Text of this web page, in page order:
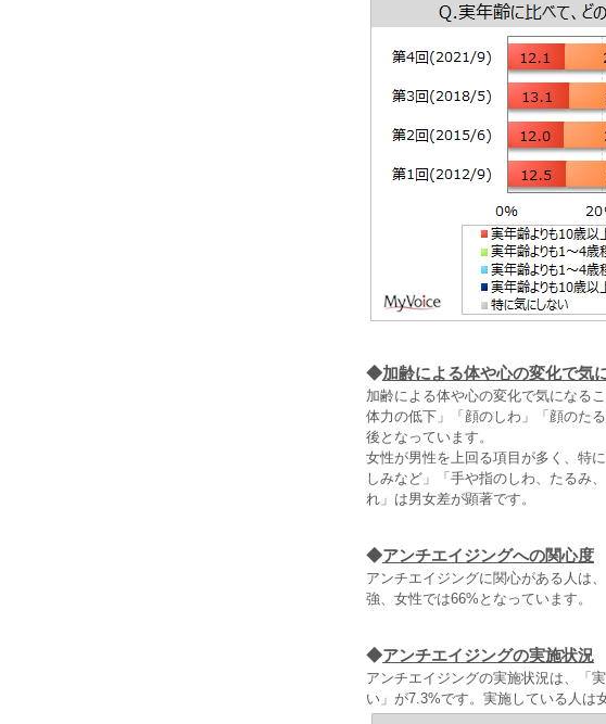
◆加齢による体や心の変化で気
加齢による体や心の変化で気になる
体力の低下」「顔のしわ」「顔のた
後となっています。
女性が男性を上回る項目が多く、特
しみなど」「手や指のしわ、たるみ
れ」は男女差が顕著です。
◆アンチエイジングへの関心度
アンチエイジングに関心がある人は
強、女性では66%となっています。
◆アンチエイジングの実施状況
アンチエイジングの実施状況は、「
い」が7.3%です。実施している人は